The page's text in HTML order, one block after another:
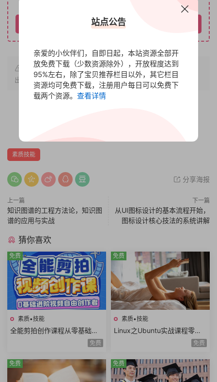
请先登录
原文链接： https://www.bbfx.cc/3313.html，转载请注明
出处。
素质技能
分享海报
上一篇
知识图谱的工程方法论，知识图
谱的应用与实战
下一篇
从UI图标设计的基本流程开始，
图标设计核心技法的系统讲解
猜你喜欢
素质•技能
全能剪拍创作课程从零基础到
进阶视频拍摄视频剪辑视频自
免费
免费
素质•技能
Linux之Ubuntu实战课程零基
础玩转嵌入式Linux工程师开发
免费
免费
免费 免费
站点公告
亲爱的小伙伴们，自即日起，本站资源全部开
放免费下载（少数资源除外），开放程度达到
95%左右，除了宝贝推荐栏目以外，其它栏目
资源均可免费下载，注册用户每日可以免费下
载两个资源。 查看详情